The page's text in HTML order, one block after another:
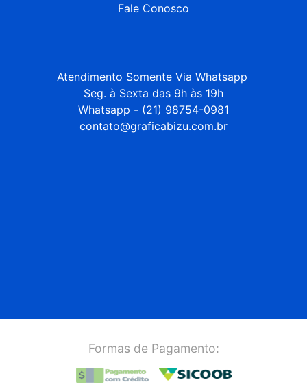
Fale Conosco
Atendimento Somente Via Whatsapp
Seg. à Sexta das 9h às 19h
Whatsapp - (21) 98754-0981
contato@graficabizu.com.br
Formas de Pagamento: